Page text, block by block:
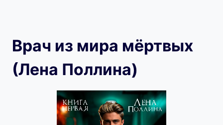
Врач из мира мёртвых
(Лена Поллина)